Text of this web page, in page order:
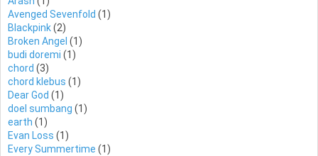
Avenged Sevenfold (1)
Blackpink(2)
Broken Angel (1)
budi doremi (1)
chord (3)
chord klebus (1)
Dear God (1)
doel sumbang (1)
earth (1)
Evan Loss (1)
Every Summertime (1)